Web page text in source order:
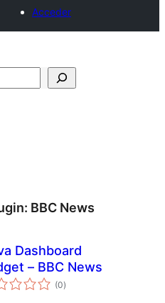
Acceder
BBC News
Dashboard
– BBC News
(0total
de
)